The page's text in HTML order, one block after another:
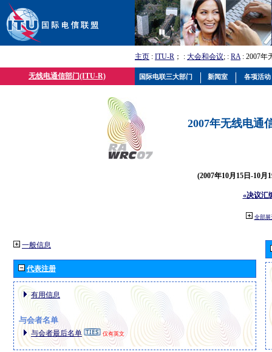
主页 : ITU-R ； : 大会和会议; : RA: 2007年
无线电通信部门(ITU-R)
2007年无线电通
(2007年10月15日-10月
«决议汇
全部展
一般信息
代表注册
有用信息
与会者名单
与会者最后名单 仅有英文
国际电联三大部门 新闻室 各项活动